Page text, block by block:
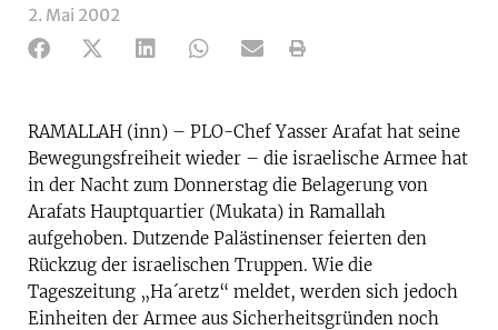
2. Mai 2002
RAMALLAH (inn) – PLO-Chef Yasser Arafat hat seine
Bewegungsfreiheit wieder – die israelische Armee hat
in der Nacht zum Donnerstag die Belagerung von
Arafats Hauptquartier (Mukata) in Ramallah
aufgehoben. Dutzende Palästinenser feierten den
Rückzug der israelischen Truppen. Wie die
Tageszeitung „Ha´aretz“ meldet, werden sich jedoch
Einheiten der Armee aus Sicherheitsgründen noch